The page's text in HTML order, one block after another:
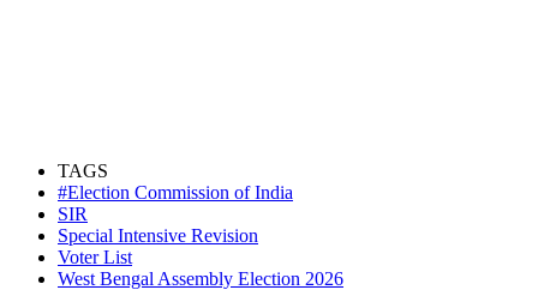
TAGS
#Election Commission of India
SIR
Special Intensive Revision
Voter List
West Bengal Assembly Election 2026